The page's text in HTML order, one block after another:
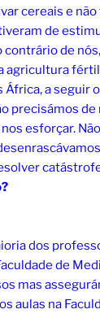
cereais e não
de
contrário de
agricultura
a seguir
precisámos de
esforçar.
dos
de
mas
aulas na